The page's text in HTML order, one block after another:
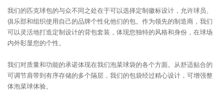
我们的匹克球包的与众不同之处在于可以选择定制徽标设计，允许球员、
俱乐部和组织使用自己的品牌个性化他们的包。作为领先的制造商，我们
可以灵活地打造定制设计的背包套装，体现您独特的风格和身份，在球场
内外彰显您的个性。
我们对质量和功能的承诺体现在我们泡菜球袋的各个方面。从舒适贴合的
可调节肩带到有序存储的多个隔层，我们的包袋经过精心设计，可增强整
体泡菜球体验。